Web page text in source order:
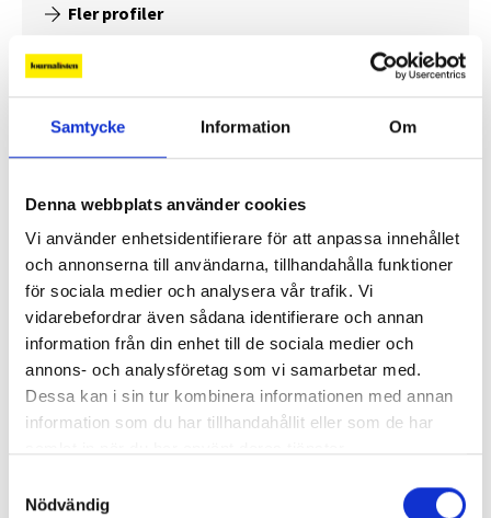
Samtycke Information Om
Denna webbplats använder cookies
Vi använder enhetsidentifierare för att anpassa innehållet
och annonserna till användarna, tillhandahålla funktioner
för sociala medier och analysera vår trafik. Vi
vidarebefordrar även sådana identifierare och annan
information från din enhet till de sociala medier och
annons- och analysföretag som vi samarbetar med.
Dessa kan i sin tur kombinera informationen med annan
information som du har tillhandahållit eller som de har
Nödvändig
Fler profiler
Lönerna – redaktion för redaktion
Så mycket tjänar vi – och våra chefer